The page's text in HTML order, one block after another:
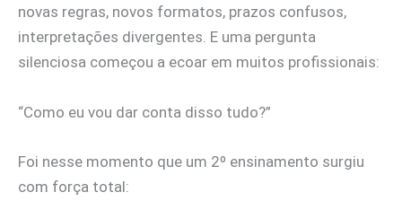
novas regras, novos formatos, prazos confusos,
interpretações divergentes. E uma pergunta
silenciosa começou a ecoar em muitos profissionais:
“Como eu vou dar conta disso tudo?”
Foi nesse momento que um 2º ensinamento surgiu
com força total: